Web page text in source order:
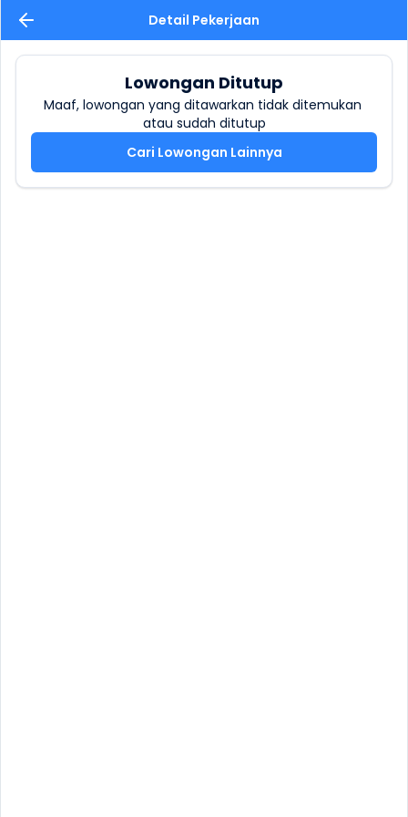
Detail Pekerjaan
Lowongan Ditutup
Maaf, lowongan yang ditawarkan tidak ditemukan
atau sudah ditutup
Cari Lowongan Lainnya